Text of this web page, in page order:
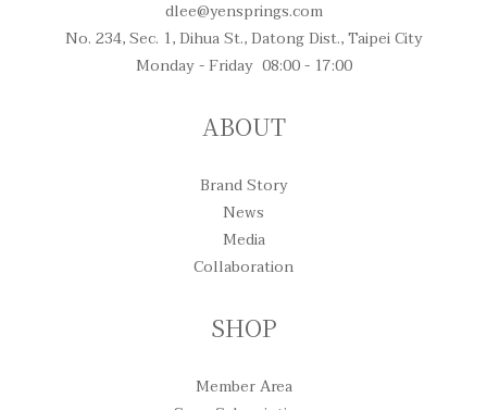
dlee@yensprings.com
No. 234, Sec. 1, Dihua St., Datong Dist., Taipei City
Monday - Friday 08:00 - 17:00
ABOUT
Brand Story
News
Media
Collaboration
SHOP
Member Area